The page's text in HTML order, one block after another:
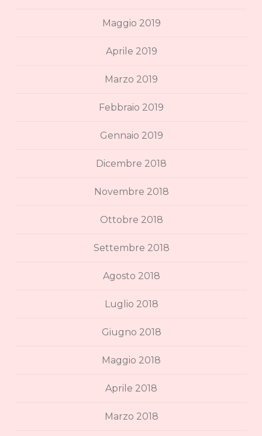
Maggio 2019
Aprile 2019
Marzo 2019
Febbraio 2019
Gennaio 2019
Dicembre 2018
Novembre 2018
Ottobre 2018
Settembre 2018
Agosto 2018
Luglio 2018
Giugno 2018
Maggio 2018
Aprile 2018
Marzo 2018